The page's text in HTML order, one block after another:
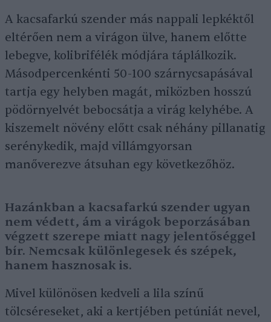
A kacsafarkú szender más nappali lepkéktől
eltérően nem a virágon ülve, hanem előtte
lebegve, kolibrifélék módjára táplálkozik.
Másodpercenkénti 50-100 szárnycsapásával
tartja egy helyben magát, miközben hosszú
pödörnyelvét bebocsátja a virág kelyhébe. A
kiszemelt növény előtt csak néhány pillanatig
serénykedik, majd villámgyorsan
manőverezve átsuhan egy következőhöz.
Hazánkban a kacsafarkú szender ugyan
nem védett, ám a virágok beporzásában
végzett szerepe miatt nagy jelentőséggel
bír. Nemcsak különlegesek és szépek,
hanem hasznosak is.
Mivel különösen kedveli a lila színű
tölcséreseket, aki a kertjében petúniát nevel,